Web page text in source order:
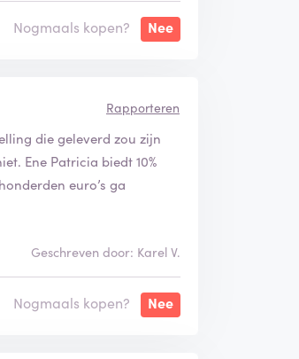
Nogmaals kopen? Nee
Rapporteren
die geleverd zou zijn
Ene Patricia biedt 10%
euro’s ga
Geschreven door: Karel V.
Nogmaals kopen? Nee